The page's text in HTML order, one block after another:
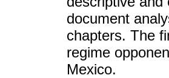
document
chapters. The
regime
Mexico.